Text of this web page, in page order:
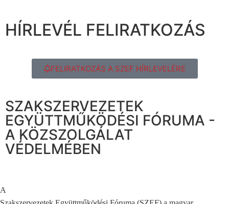
HÍRLEVÉL FELIRATKOZÁS
FELIRATKOZÁS A SZEF HÍRLEVELÉRE
SZAKSZERVEZETEK
EGYÜTTMŰKÖDÉSI FÓRUMA -
A KÖZSZOLGÁLAT
VÉDELMÉBEN
A